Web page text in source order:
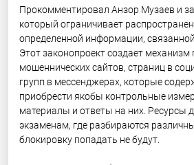
Прокомментировал Анзор Музаев и
который ограничивает
определенной информации,
Этот законопроект создает механизм
мошеннических сайтов, страниц в
групп в мессенджерах, которые
приобрести якобы контрольные
материалы и ответы на них. Ресурсы
экзаменам, где разбираются
блокировку попадать не будут.